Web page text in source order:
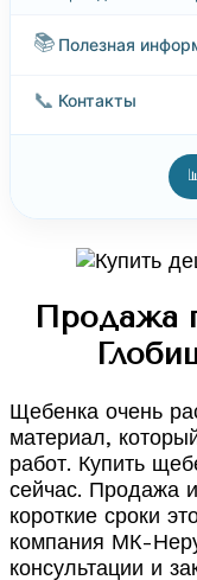
📚 Полезная
📞 Контакты
Продажа
Щебенка очень
материал,
работ. Купить
сейчас. Продажа
короткие сроки
компания МК-
консультации и